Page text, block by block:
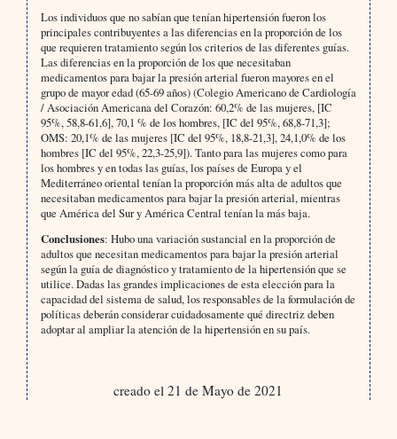
Los individuos que no sabían que tenían hipertensión fueron los
principales contribuyentes a las diferencias en la proporción de los
que requieren tratamiento según los criterios de las diferentes guías.
Las diferencias en la proporción de los que necesitaban
medicamentos para bajar la presión arterial fueron mayores en el
grupo de mayor edad (65-69 años) (Colegio Americano de Cardiología
/ Asociación Americana del Corazón: 60,2% de las mujeres, [IC
95%, 58,8-61,6], 70,1 % de los hombres, [IC del 95%, 68,8-71,3];
OMS: 20,1% de las mujeres [IC del 95%, 18,8-21,3], 24,1,0% de los
hombres [IC del 95%, 22,3-25,9]). Tanto para las mujeres como para
los hombres y en todas las guías, los países de Europa y el
Mediterráneo oriental tenían la proporción más alta de adultos que
necesitaban medicamentos para bajar la presión arterial, mientras
que América del Sur y América Central tenían la más baja.
Conclusiones: Hubo una variación sustancial en la proporción de
adultos que necesitan medicamentos para bajar la presión arterial
según la guía de diagnóstico y tratamiento de la hipertensión que se
utilice. Dadas las grandes implicaciones de esta elección para la
capacidad del sistema de salud, los responsables de la formulación de
políticas deberán considerar cuidadosamente qué directriz deben
adoptar al ampliar la atención de la hipertensión en su país.
creado el 21 de Mayo de 2021